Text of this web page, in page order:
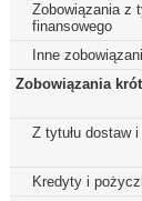
Zobowiązania z
finansowego
Inne
Zobowiązania
Z tytułu dostaw i
Kredyty i